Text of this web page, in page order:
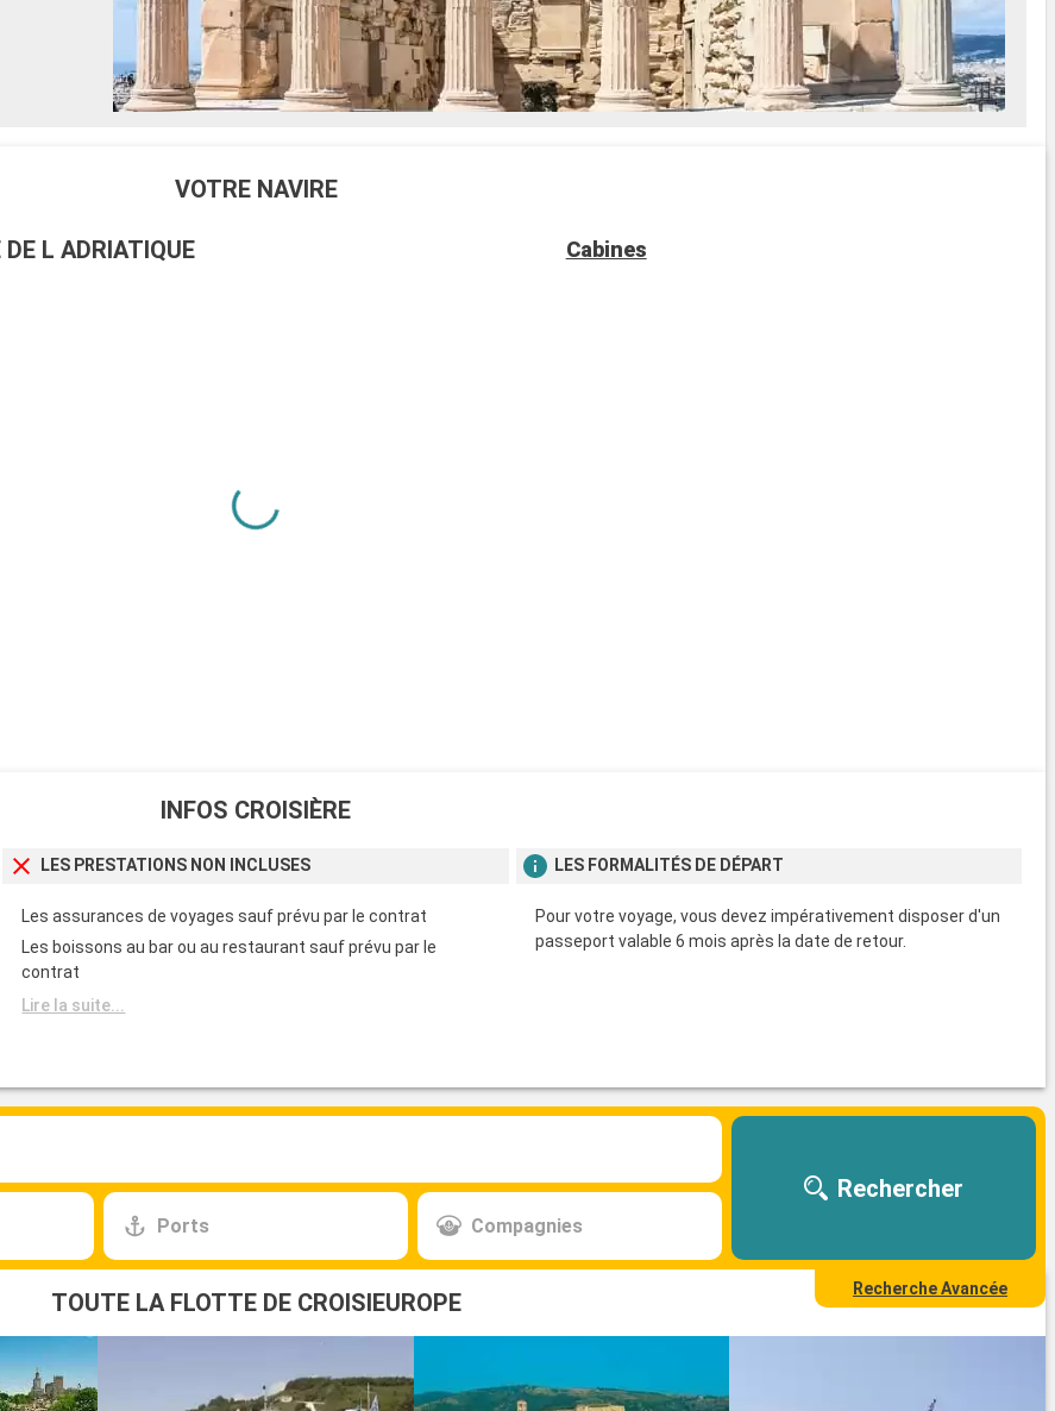
VOTRE NAVIRE
L ADRIATIQUE Cabines
INFOS CROISIÈRE
LES PRESTATIONS NON INCLUSES
Les assurances de voyages sauf prévu par le contrat
Les boissons au bar ou au restaurant sauf prévu par le
contrat
Lire la suite...
LES FORMALITÉS DE DÉPART
Pour votre voyage, vous devez impérativement disposer d'un
passeport valable 6 mois après la date de retour.
Ports Compagnies
Rechercher
Recherche Avancée
TOUTE LA FLOTTE DE CROISIEUROPE